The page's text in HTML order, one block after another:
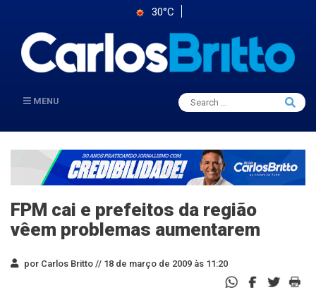
30°C
MENU
Search
for:
Search
FPM cai e prefeitos da região
vêem problemas aumentarem
por Carlos Britto // 18 de março de 2009 às 11:20